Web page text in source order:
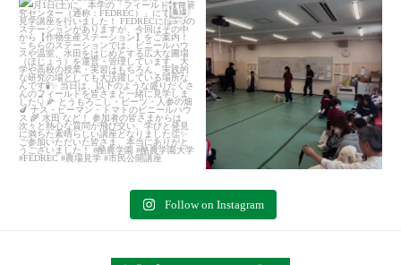
＼農場見学講座を開催しました！
／...
89 0
「後期募集開始！」
6月27日(土)に、全5回に渡る犬のし
つけ教室(前期)が終了いたしまし
た。...
76 0
Follow on Instagram